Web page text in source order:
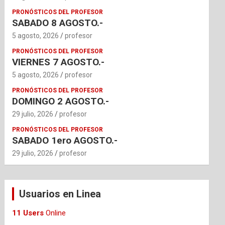
PRONÓSTICOS DEL PROFESOR
SABADO 8 AGOSTO.-
5 agosto, 2026 profesor
PRONÓSTICOS DEL PROFESOR
VIERNES 7 AGOSTO.-
5 agosto, 2026 profesor
PRONÓSTICOS DEL PROFESOR
DOMINGO 2 AGOSTO.-
29 julio, 2026 profesor
PRONÓSTICOS DEL PROFESOR
SABADO 1ero AGOSTO.-
29 julio, 2026 profesor
Usuarios en Linea
11 Users Online